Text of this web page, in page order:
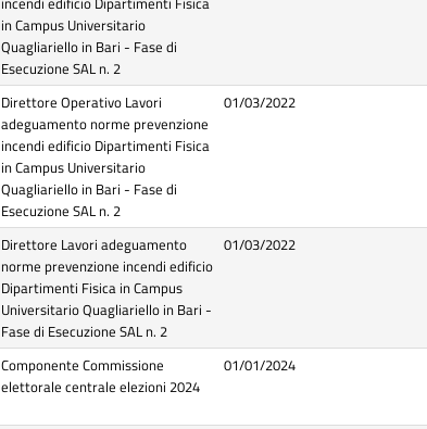
in Campus Universitario
Quagliariello in Bari - Fase di
Esecuzione SAL n. 2
Direttore Operativo Lavori
adeguamento norme prevenzione
incendi edificio Dipartimenti Fisica
in Campus Universitario
Quagliariello in Bari - Fase di
Esecuzione SAL n. 2
01/03/2022
Direttore Lavori adeguamento
norme prevenzione incendi edificio
Dipartimenti Fisica in Campus
Universitario Quagliariello in Bari -
Fase di Esecuzione SAL n. 2
01/03/2022
Componente Commissione
elettorale centrale elezioni 2024
01/01/2024